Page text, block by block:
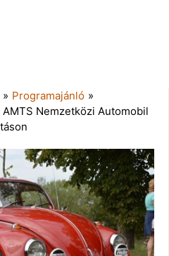
» Programajánló »
Nemzetközi Automobil